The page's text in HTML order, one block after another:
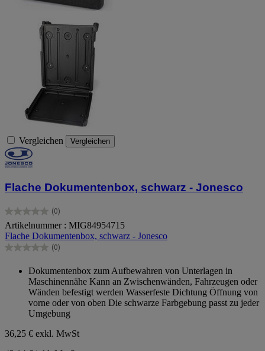
Vergleichen Vergleichen
Flache Dokumentenbox, schwarz - Jonesco
(0)
0.0
von
5
Sternen.
Artikelnummer : MIG84954715
Flache Dokumentenbox, schwarz - Jonesco
(0)
0.0
Sternen.
Dokumentenbox zum Aufbewahren von Unterlagen in
Maschinennähe Kann an Zwischenwänden, Fahrzeugen oder
Wänden befestigt werden Wasserfeste Dichtung Öffnung von
vorne oder von oben Die schwarze Farbgebung passt zu jeder
Umgebung
36,25 € exkl. MwSt